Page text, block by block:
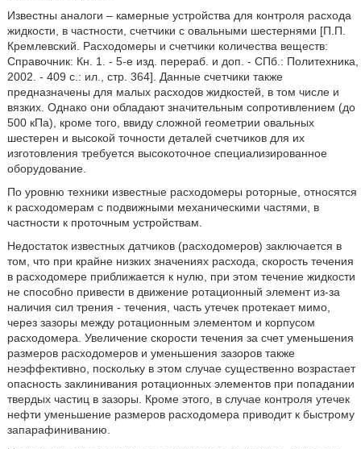
Известны аналоги – камерные устройства для контроля расхода
жидкости, в частности, счетчики с овальными шестернями [П.П.
Кремлевский. Расходомеры и счетчики количества веществ:
Справочник: Кн. 1. - 5-e изд. перераб. и доп. - СПб.: Политехника,
2002. - 409 с.: ил., стр. 364]. Данные счетчики также
предназначены для малых расходов жидкостей, в том числе и
вязких. Однако они обладают значительным сопротивлением (до
500 кПа), кроме того, ввиду сложной геометрии овальных
шестерен и высокой точности деталей счетчиков для их
изготовления требуется высокоточное специализированное
оборудование.
По уровню техники известные расходомеры роторные, относятся
к расходомерам с подвижными механическими частями, в
частности к проточным устройствам.
Недостаток известных датчиков (расходомеров) заключается в
том, что при крайне низких значениях расхода, скорость течения
в расходомере приближается к нулю, при этом течение жидкости
не способно привести в движение ротационный элемент из-за
наличия сил трения - течения, часть утечек протекает мимо,
через зазоры между ротационным элементом и корпусом
расходомера. Увеличение скорости течения за счет уменьшения
размеров расходомеров и уменьшения зазоров также
неэффективно, поскольку в этом случае существенно возрастает
опасность заклинивания ротационных элементов при попадании
твердых частиц в зазоры. Кроме этого, в случае контроля утечек
нефти уменьшение размеров расходомера приводит к быстрому
запарафиниванию.